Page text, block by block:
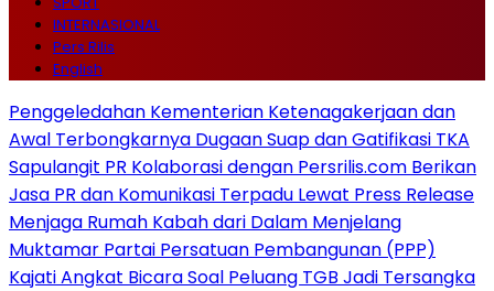
INTERNASIONAL
Pers Rilis
English
Penggeledahan Kementerian Ketenagakerjaan dan
Awal Terbongkarnya Dugaan Suap dan Gatifikasi TKA
Sapulangit PR Kolaborasi dengan Persrilis.com Berikan
Jasa PR dan Komunikasi Terpadu Lewat Press Release
Menjaga Rumah Kabah dari Dalam Menjelang
Muktamar Partai Persatuan Pembangunan (PPP)
Kajati Angkat Bicara Soal Peluang TGB Jadi Tersangka